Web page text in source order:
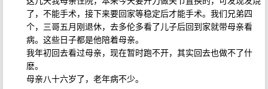
了，不能手术，接下来要回家等稳定后才能手术。我们兄弟四
个，三哥五月刚退休，去多伦多看了儿子后回到家就带母亲看
病。这些日子都是他陪着母亲。
我年初回去看过母亲，现在暂时跑不开，其实回去也做不了什
麽。
母亲八十六岁了，老年病不少。